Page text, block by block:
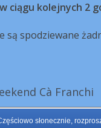
ciągu kolejnych 2
są spodziewane
Cà Franchi
słonecznie,